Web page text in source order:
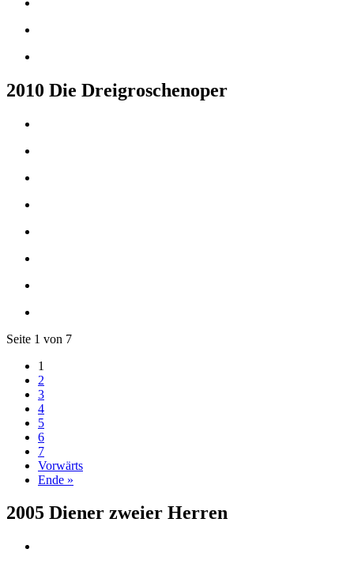
2010 Die Dreigroschenoper
Seite 1 von 7
1
2
3
4
5
6
7
Vorwärts
Ende »
2005 Diener zweier Herren